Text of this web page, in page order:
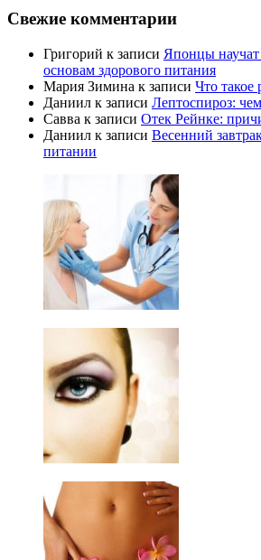
Свежие комментарии
Григорий к записи Японцы
основам здорового питания
Мария Зимина к записи Что такое
Даниил к записи Лептоспироз:
Савва к записи Отек Рейнке:
Даниил к записи Весенний
питании